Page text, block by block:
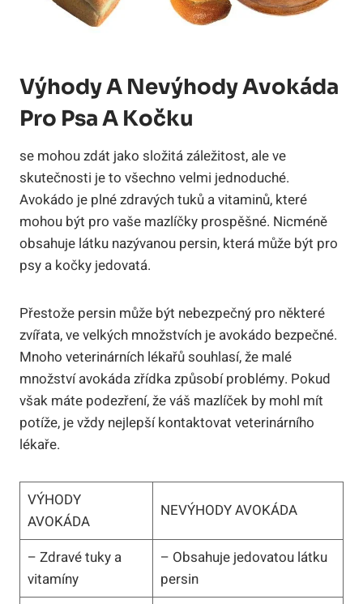
Výhody A Nevýhody Avokáda
Pro Psa A Kočku
se mohou zdát jako složitá záležitost, ale ve
skutečnosti je to všechno velmi jednoduché.
Avokádo je plné zdravých tuků a vitaminů, které
mohou být pro vaše mazlíčky prospěšné. Nicméně
obsahuje látku nazývanou persin, která může být pro
psy a kočky jedovatá.
Přestože persin může být nebezpečný pro některé
zvířata, ve velkých množstvích je avokádo bezpečné.
Mnoho veterinárních lékařů souhlasí, že malé
množství avokáda zřídka způsobí problémy. Pokud
však máte podezření, že váš mazlíček by mohl mít
potíže, je vždy nejlepší kontaktovat veterinárního
lékaře.
VÝHODY
AVOKÁDA
NEVÝHODY AVOKÁDA
– Zdravé tuky a
vitamíny
– Obsahuje jedovatou látku
persin